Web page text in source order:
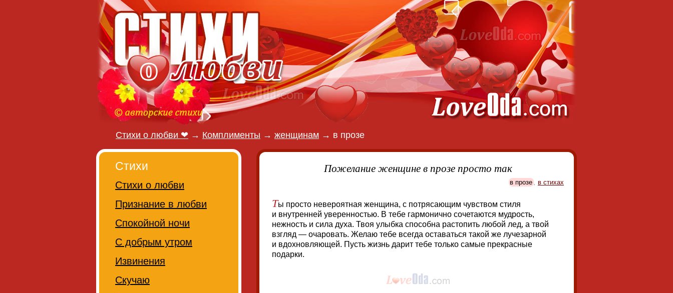
Стихи о любви ❤ → Комплименты → женщинам → в прозе
Пожелание женщине в прозе просто так
в прозе , в стихах
Ты просто невероятная женщина, с потрясающим чувством стиля
и внутренней уверенностью. В тебе гармонично сочетаются мудрость,
нежность и сила духа. Твоя улыбка способна растопить любой лед, а твой
взгляд — очаровать. Желаю тебе всегда оставаться такой же лучезарной
и вдохновляющей. Пусть жизнь дарит тебе только самые прекрасные
подарки.
Стихи
Стихи о любви
Признание в любви
Спокойной ночи
С добрым утром
Извинения
Скучаю